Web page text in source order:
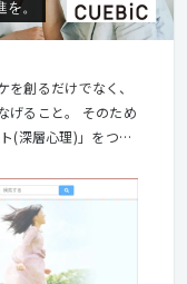
。
創るだけでなく、
。 そのため
(深層心理)」をつか